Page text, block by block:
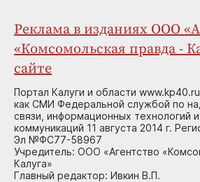
Реклама в изданиях ООО
«Комсомольская правда -
сайте
Портал Калуги и области
как СМИ Федеральной службой по
связи, информационных технологий
коммуникаций 11 августа 2014 г.
Эл №ФС77-58967
Учредитель: ООО «Агентство
Калуга»
Главный редактор: Ивкин В.П.